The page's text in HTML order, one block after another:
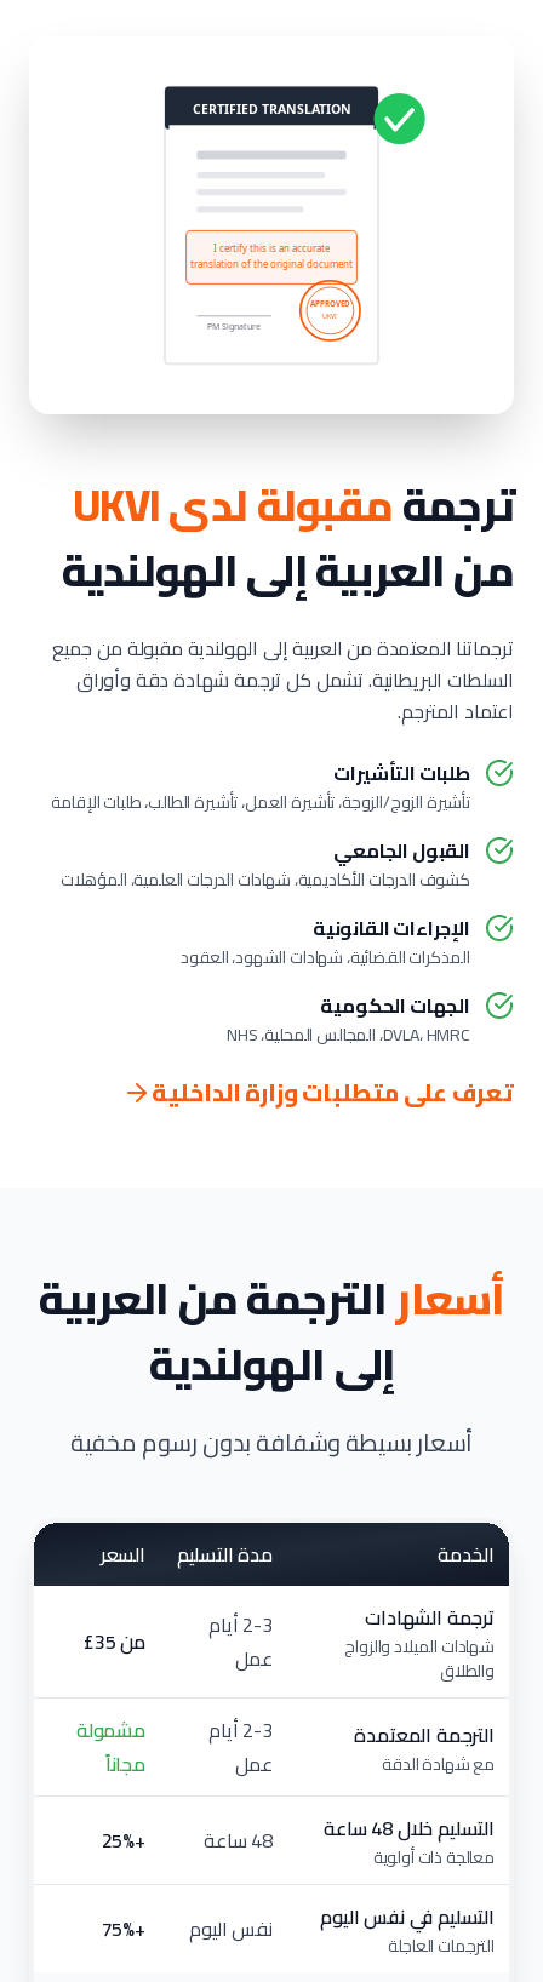
ترجمةمقبولة لدى UKVI
من العربية إلى الهولندية
ترجماتنا المعتمدة من العربية إلى الهولندية مقبولة من جميع
السلطات البريطانية. تشمل كل ترجمة شهادة دقة وأوراق
اعتماد المترجم.
طلبات التأشيرات
تأشيرة الزوج/الزوجة، تأشيرة العمل، تأشيرة الطالب، طلبات الإقامة
القبول الجامعي
كشوف الدرجات الأكاديمية، شهادات الدرجات العلمية، المؤهلات
الإجراءات القانونية
المذكرات القضائية، شهادات الشهود، العقود
الجهات الحكومية
DVLA، HMRC، المجالس المحلية، NHS
تعرف على متطلبات وزارة الداخلية
أسعارالترجمة من العربية
إلى الهولندية
أسعار بسيطة وشفافة بدون رسوم مخفية
الخدمة مدة التسليم
السعر
ترجمة الشهادات
شهادات الميلاد والزواج
والطلاق
2-3 أيام
عمل
من ⁦£35⁩
الترجمة المعتمدة
مع شهادة الدقة
2-3 أيام
عمل
مشمولة
مجاناً
التسليم خلال 48 ساعة
معالجة ذات أولوية 48 ساعة +25%
التسليم في نفس اليوم
الترجمات العاجلة نفس اليوم +75%